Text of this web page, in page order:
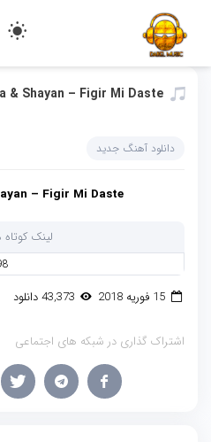
& Shayan – Figir Mi Daste
دانلود آهنگ جدید
– Figir Mi Daste
لینک
15 فوریه 2018
اشتراک گذاری در شبکه های اجتماعی